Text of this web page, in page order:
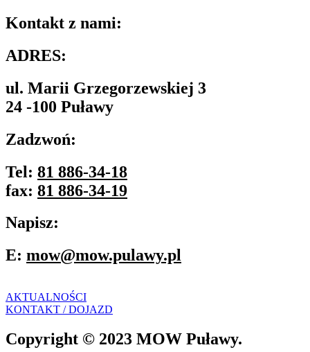
Kontakt z nami:
ADRES:
ul. Marii Grzegorzewskiej 3
24 -100 Puławy
Zadzwoń:
Tel: 81 886-34-18
fax: 81 886-34-19
Napisz:
E: mow@mow.pulawy.pl
AKTUALNOŚCI
KONTAKT / DOJAZD
Copyright © 2023 MOW Puławy.